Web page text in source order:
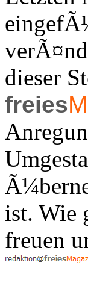
dieser
freies
ist. Wie
freuen